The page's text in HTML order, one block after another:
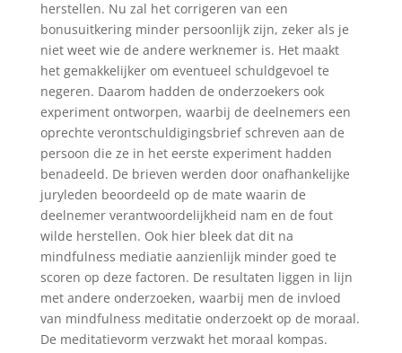
herstellen. Nu zal het corrigeren van een
bonusuitkering minder persoonlijk zijn, zeker als je
niet weet wie de andere werknemer is. Het maakt
het gemakkelijker om eventueel schuldgevoel te
negeren. Daarom hadden de onderzoekers ook
experiment ontworpen, waarbij de deelnemers een
oprechte verontschuldigingsbrief schreven aan de
persoon die ze in het eerste experiment hadden
benadeeld. De brieven werden door onafhankelijke
juryleden beoordeeld op de mate waarin de
deelnemer verantwoordelijkheid nam en de fout
wilde herstellen. Ook hier bleek dat dit na
mindfulness mediatie aanzienlijk minder goed te
scoren op deze factoren. De resultaten liggen in lijn
met andere onderzoeken, waarbij men de invloed
van mindfulness meditatie onderzoekt op de moraal.
De meditatievorm verzwakt het moraal kompas.